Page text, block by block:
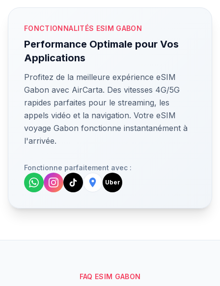
FONCTIONNALITÉS ESIM GABON
Performance Optimale pour Vos
Applications
Profitez de la meilleure expérience eSIM
Gabon avec AirCarta. Des vitesses 4G/5G
rapides parfaites pour le streaming, les
appels vidéo et la navigation. Votre eSIM
voyage Gabon fonctionne instantanément à
l'arrivée.
Fonctionne parfaitement avec :
Uber
FAQ ESIM GABON